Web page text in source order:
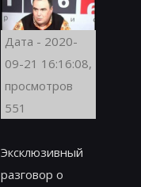
Дата - 2020-
09-21 16:16:08,
просмотров
551
Эксклюзивный
разговор о